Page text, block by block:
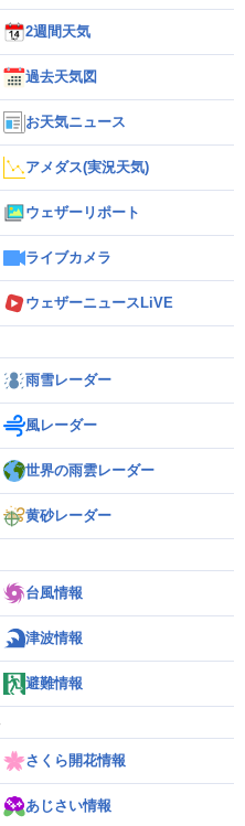
2週間天気
過去天気図
お天気ニュース
アメダス(実況天気)
ウェザーリポート
ライブカメラ
ウェザーニュースLiVE
雨雪レーダー
風レーダー
世界の雨雲レーダー
黄砂レーダー
台風情報
津波情報
避難情報
さくら開花情報
あじさい情報